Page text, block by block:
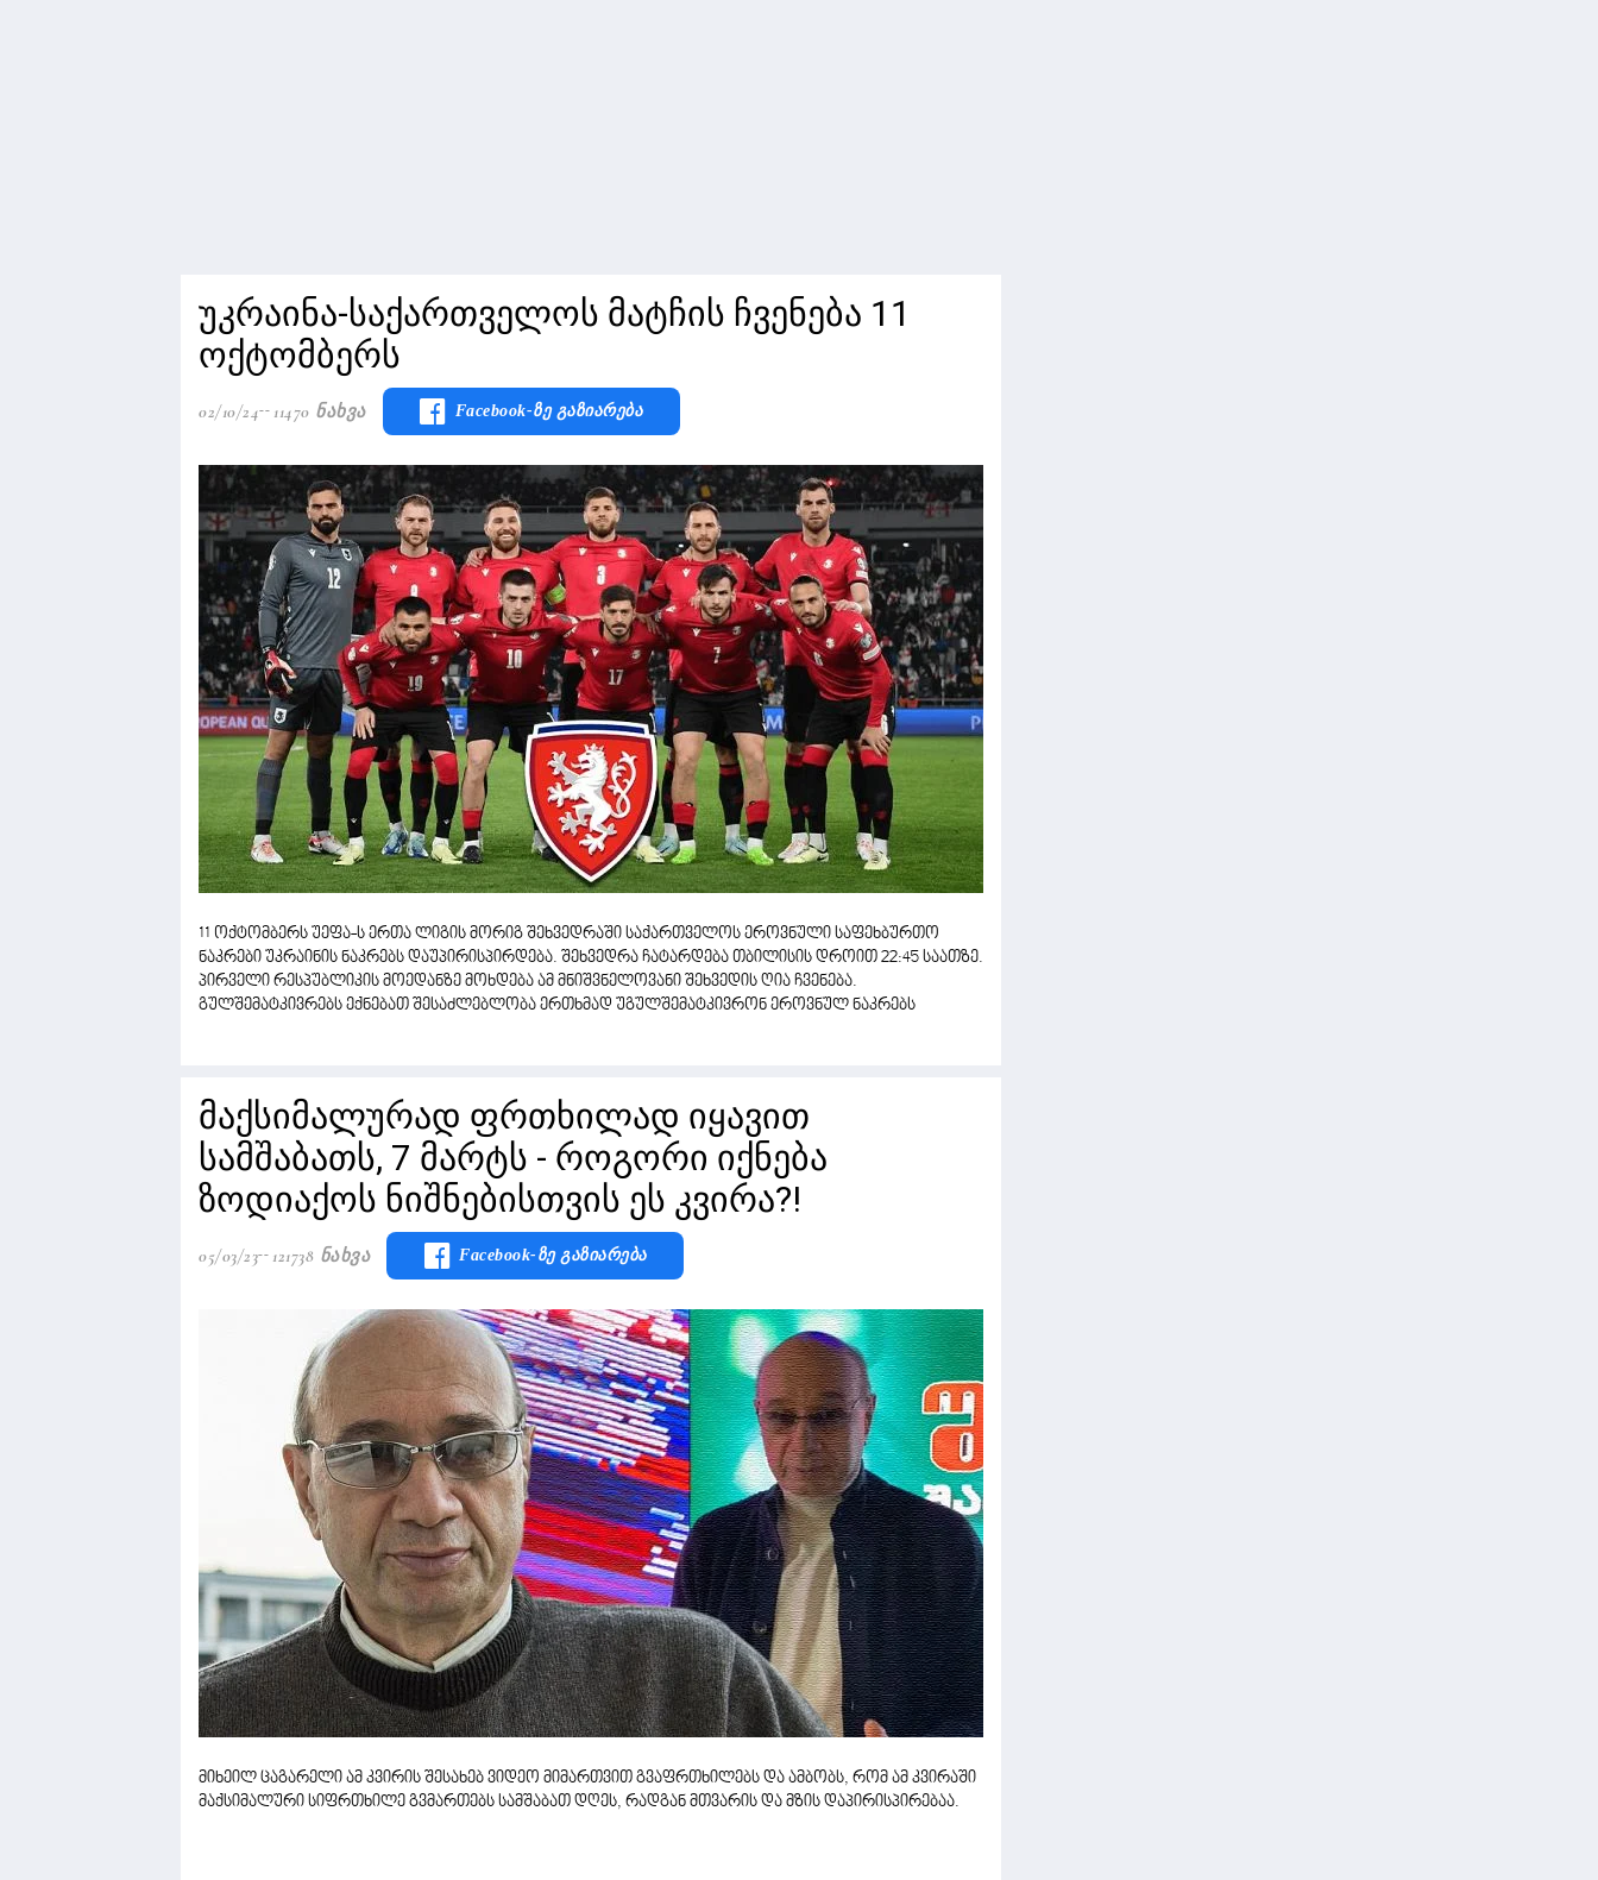
უკრაინა-საქართველოს მატჩის ჩვენება 11
ოქტომბერს
02/10/24 11470 Ნახვა Facebook-Ზე Გაზიარება
11 ოქტომბერს უეფა-ს ერთა ლიგის მორიგ შეხვედრაში საქართველოს ეროვნული საფეხბურთო
ნაკრები უკრაინის ნაკრებს დაუპირისპირდება. შეხვედრა ჩატარდება თბილისის დროით 22:45 საათზე.
პირველი რესპუბლიკის მოედანზე მოხდება ამ მნიშვნელოვანი შეხვედის ღია ჩვენება.
გულშემატკივრებს ექნებათ შესაძლებლობა ერთხმად უგულშემატკივრონ ეროვნულ ნაკრებს
მაქსიმალურად ფრთხილად იყავით
სამშაბათს, 7 მარტს - როგორი იქნება
ზოდიაქოს ნიშნებისთვის ეს კვირა?!
05/03/23 121738 Ნახვა Facebook-Ზე Გაზიარება
მიხეილ ცაგარელი ამ კვირის შესახებ ვიდეო მიმართვით გვაფრთხილებს და ამბობს, რომ ამ კვირაში
მაქსიმალური სიფრთხილე გვმართებს სამშაბათ დღეს, რადგან მთვარის და მზის დაპირისპირებაა.